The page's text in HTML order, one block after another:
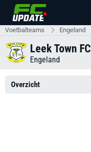
Voetbalteams Engeland
Leek Town FC
Engeland
Overzicht